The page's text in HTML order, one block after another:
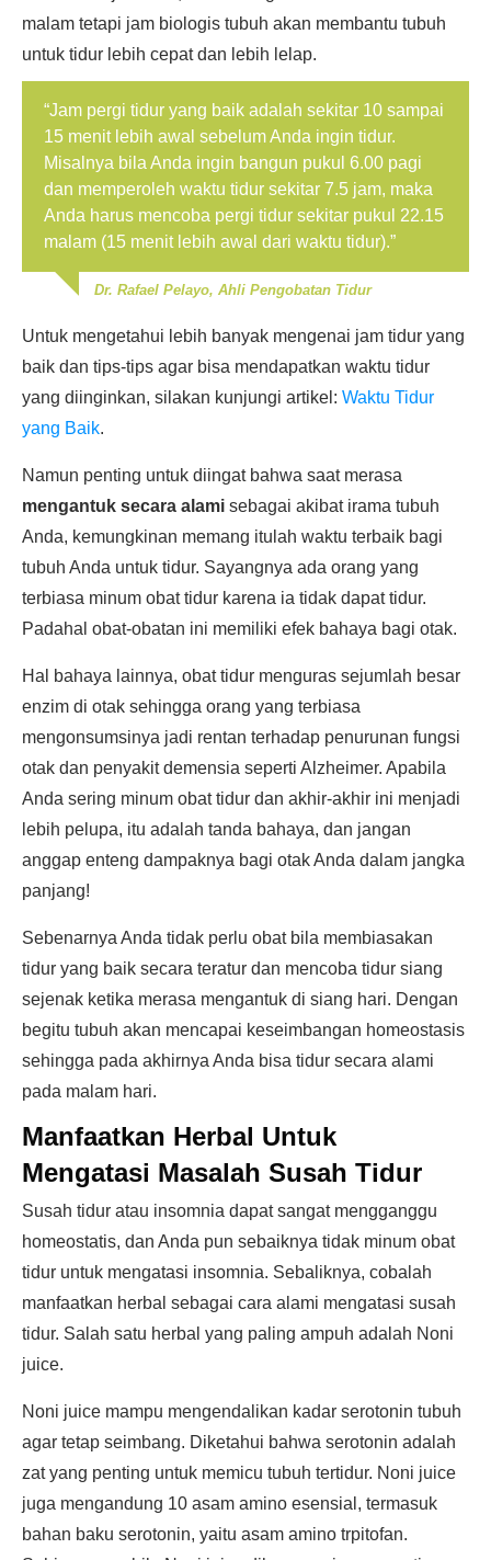
malam tetapi jam biologis tubuh akan membantu tubuh
untuk tidur lebih cepat dan lebih lelap.
“Jam pergi tidur yang baik adalah sekitar 10 sampai
15 menit lebih awal sebelum Anda ingin tidur.
Misalnya bila Anda ingin bangun pukul 6.00 pagi
dan memperoleh waktu tidur sekitar 7.5 jam, maka
Anda harus mencoba pergi tidur sekitar pukul 22.15
malam (15 menit lebih awal dari waktu tidur).”
Dr. Rafael Pelayo, Ahli Pengobatan Tidur
Untuk mengetahui lebih banyak mengenai jam tidur yang
baik dan tips-tips agar bisa mendapatkan waktu tidur
yang diinginkan, silakan kunjungi artikel: Waktu Tidur
yang Baik.
Namun penting untuk diingat bahwa saat merasa
mengantuk secara alami sebagai akibat irama tubuh
Anda, kemungkinan memang itulah waktu terbaik bagi
tubuh Anda untuk tidur. Sayangnya ada orang yang
terbiasa minum obat tidur karena ia tidak dapat tidur.
Padahal obat-obatan ini memiliki efek bahaya bagi otak.
Hal bahaya lainnya, obat tidur menguras sejumlah besar
enzim di otak sehingga orang yang terbiasa
mengonsumsinya jadi rentan terhadap penurunan fungsi
otak dan penyakit demensia seperti Alzheimer. Apabila
Anda sering minum obat tidur dan akhir-akhir ini menjadi
lebih pelupa, itu adalah tanda bahaya, dan jangan
anggap enteng dampaknya bagi otak Anda dalam jangka
panjang!
Sebenarnya Anda tidak perlu obat bila membiasakan
tidur yang baik secara teratur dan mencoba tidur siang
sejenak ketika merasa mengantuk di siang hari. Dengan
begitu tubuh akan mencapai keseimbangan homeostasis
sehingga pada akhirnya Anda bisa tidur secara alami
pada malam hari.
Manfaatkan Herbal Untuk
Mengatasi Masalah Susah Tidur
Susah tidur atau insomnia dapat sangat mengganggu
homeostatis, dan Anda pun sebaiknya tidak minum obat
tidur untuk mengatasi insomnia. Sebaliknya, cobalah
manfaatkan herbal sebagai cara alami mengatasi susah
tidur. Salah satu herbal yang paling ampuh adalah Noni
juice.
Noni juice mampu mengendalikan kadar serotonin tubuh
agar tetap seimbang. Diketahui bahwa serotonin adalah
zat yang penting untuk memicu tubuh tertidur. Noni juice
juga mengandung 10 asam amino esensial, termasuk
bahan baku serotonin, yaitu asam amino trpitofan.